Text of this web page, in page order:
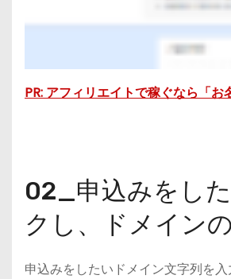
PR: アフィリエイトで稼ぐなら「お
02_申込みをし
クし、ドメイン
申込みをしたいドメイン文字列を